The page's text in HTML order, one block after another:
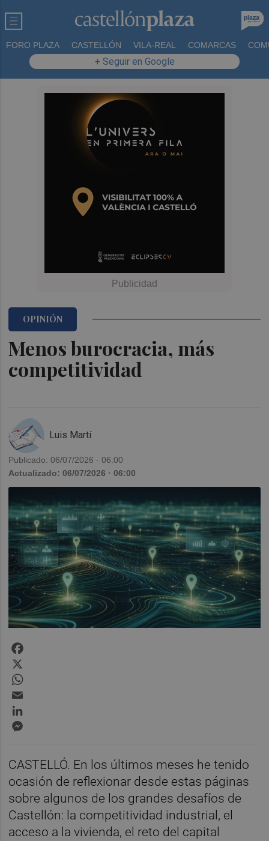
FORO PLAZA CASTELLÓN VILA-REAL COMARCAS
+ Seguir en Google
Menos burocracia, más
competitividad
OPINIÓN
Luis Martí
Publicado: 06/07/2026 · 06:00
Actualizado: 06/07/2026 · 06:00
CASTELLÓ. En los últimos meses he tenido
ocasión de reflexionar desde estas páginas
sobre algunos de los grandes desafíos de
Castellón: la competitividad industrial, el
acceso a la vivienda, el reto del capital